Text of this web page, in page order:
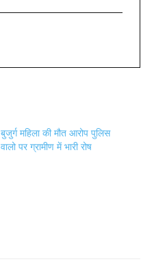
बुजुर्ग महिला की मौत आरोप पुलिस
वालो पर ग्रामीण में भारी रोष